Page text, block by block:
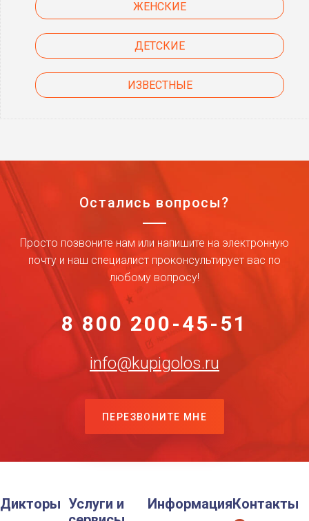
ЖЕНСКИЕ
ДЕТСКИЕ
ИЗВЕСТНЫЕ
Остались вопросы?
Просто позвоните нам или напишите на электронную
почту и наш специалист проконсультирует вас по
любому вопросу!
8 800 200-45-51
info@kupigolos.ru
ПЕРЕЗВОНИТЕ МНЕ
Дикторы Услуги и
ИнформацияКонтакты